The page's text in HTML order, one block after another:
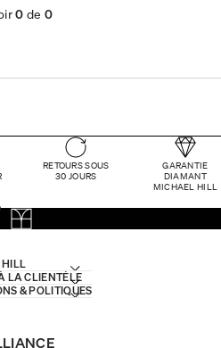
0 de 0
RETOURS SOUS
30 JOURS
GARANTIE
DIAMANT
MICHAEL HILL
LA CLIENTÈLE
& POLITIQUES